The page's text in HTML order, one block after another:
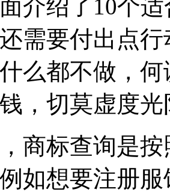
介绍了10个
需要付出点
么都不做，
，切莫虚度光
商标查询是
如想要注册